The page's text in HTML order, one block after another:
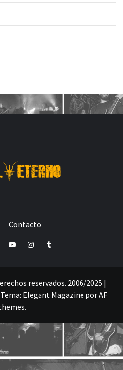
PRENSA
Contacto
YoutubeInstagramTumblr
reservados. 2006/2025 |
Tema: Elegant Magazine porAF
.